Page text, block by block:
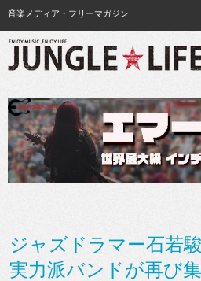
音楽メディア・フリーマガジン
ジャズドラマー石若
実力派バンドが再び